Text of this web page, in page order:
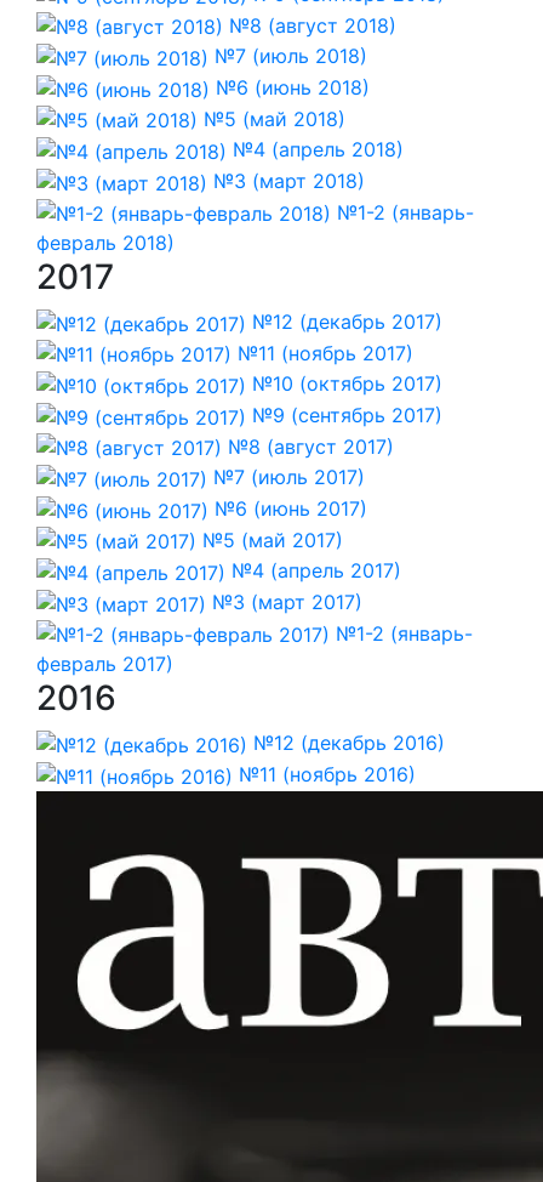
№8 (август 2018)
№7 (июль 2018)
№6 (июнь 2018)
№5 (май 2018)
№4 (апрель 2018)
№3 (март 2018)
№1-2 (январь-
февраль 2018)
2017
№12 (декабрь 2017)
№11 (ноябрь 2017)
№10 (октябрь 2017)
№9 (сентябрь 2017)
№8 (август 2017)
№7 (июль 2017)
№6 (июнь 2017)
№5 (май 2017)
№4 (апрель 2017)
№3 (март 2017)
№1-2 (январь-
февраль 2017)
2016
№12 (декабрь 2016)
№11 (ноябрь 2016)